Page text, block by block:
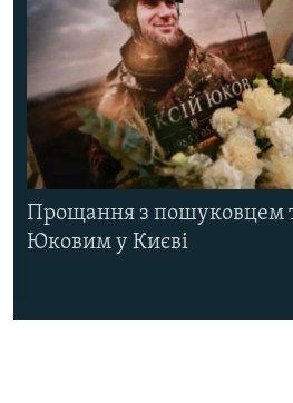
Прощання з пошуковцем
Юковим у Києві